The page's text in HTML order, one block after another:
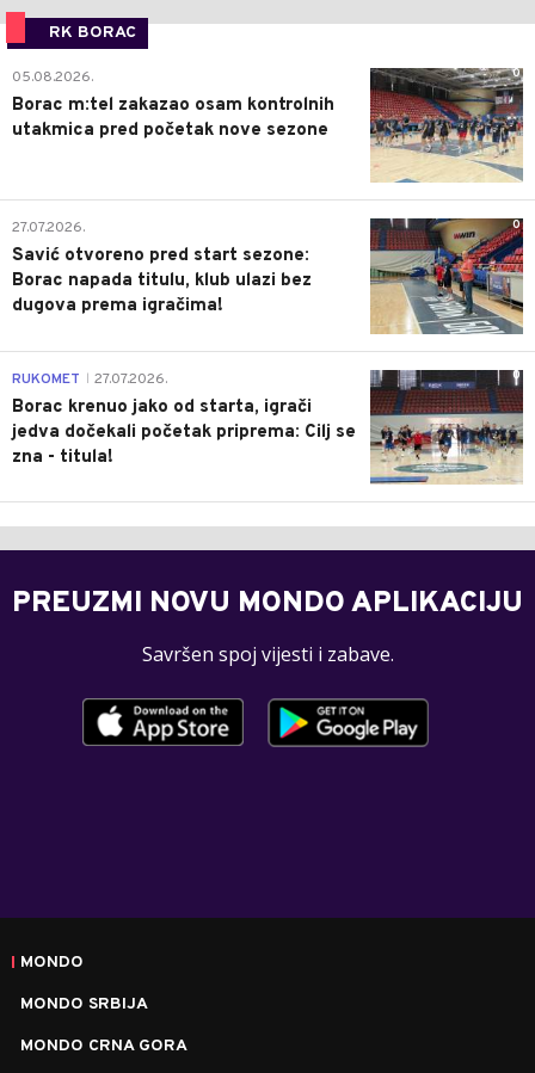
RK BORAC
0
05.08.2026.
Borac m:tel zakazao osam kontrolnih
utakmica pred početak nove sezone
0
27.07.2026.
Savić otvoreno pred start sezone:
Borac napada titulu, klub ulazi bez
dugova prema igračima!
0
RUKOMET 27.07.2026.
Borac krenuo jako od starta, igrači
jedva dočekali početak priprema: Cilj se
zna - titula!
PREUZMI NOVU MONDO APLIKACIJU
Savršen spoj vijesti i zabave.
MONDO
MONDO SRBIJA
MONDO CRNA GORA